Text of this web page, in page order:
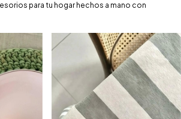
para tu hogar hechos a mano con